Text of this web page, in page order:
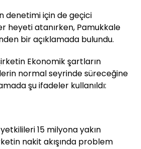
denetimi için de geçici
heyeti atanırken, Pamukkale
bir açıklamada bulundu.
Ekonomik şartların
normal seyrinde süreceğine
şu ifadeler kullanıldı:
15 milyona yakın
nakit akışında problem